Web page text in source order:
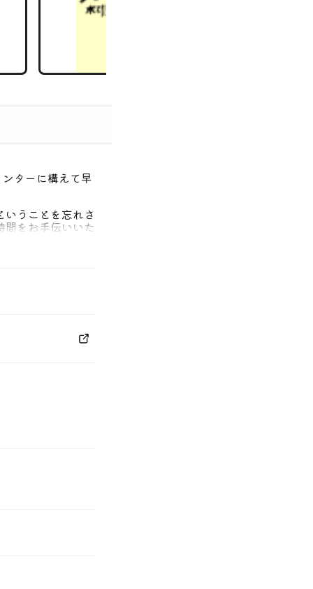
ターに構えて早
うことを忘れさ
をお手伝いいた